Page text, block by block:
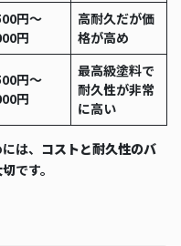
円〜
円
高耐久だが価
格が高め
円〜
円
最高級塗料で
耐久性が非常
に高い
は、 コストと耐久性のバ
です。